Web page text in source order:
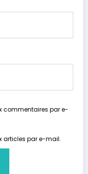
commentaires par e-
articles par e-mail.